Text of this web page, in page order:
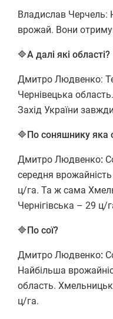
Владислав Черчель:
врожай. Вони
🔷А далі які області?
Дмитро Людвенко:
Чернівецька
Захід України
🔷По соняшнику яка
Дмитро Людвенко:
середня
ц/га. Та ж сама
Чернігівська – 29 ц/
🔷По сої?
Дмитро Людвенко:
Найбільша
область.
ц/га.